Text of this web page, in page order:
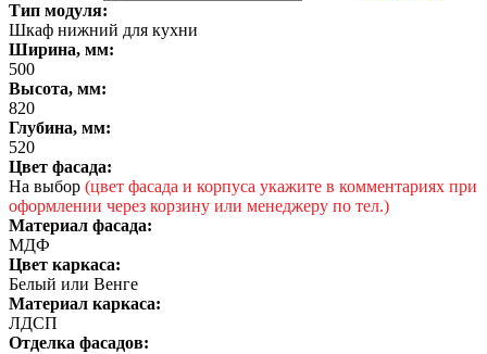
Тип модуля:
Шкаф нижний для кухни
Ширина, мм:
500
Высота, мм:
820
Глубина, мм:
520
Цвет фасада:
На выбор (цвет фасада и корпуса укажите в комментариях при
оформлении через корзину или менеджеру по тел.)
Материал фасада:
МДФ
Цвет каркаса:
Белый или Венге
Материал каркаса:
ЛДСП
Отделка фасадов: